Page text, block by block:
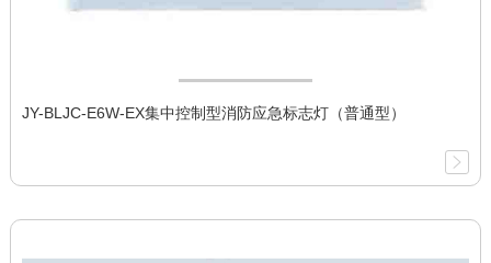
JY-BLJC-E6W-EX集中控制型消防应急标志灯（普通型）